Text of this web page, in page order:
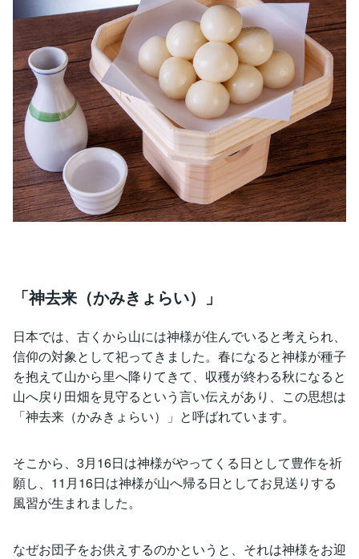
「神去来（かみきょらい）」
日本では、古くから山には神様が住んでいると考えられ、
信仰の対象として祀ってきました。春になると神様が種子
を抱えて山から里へ降りてきて、収穫が終わる秋になると
山へ戻り田畑を見守るという言い伝えがあり、この思想は
「神去来（かみきょらい）」と呼ばれています。
そこから、3月16日は神様がやってくる日として豊作を祈
願し、11月16日は神様が山へ帰る日としてお見送りする
風習が生まれました。
なぜお団子をお供えするのかというと、それは神様をお迎